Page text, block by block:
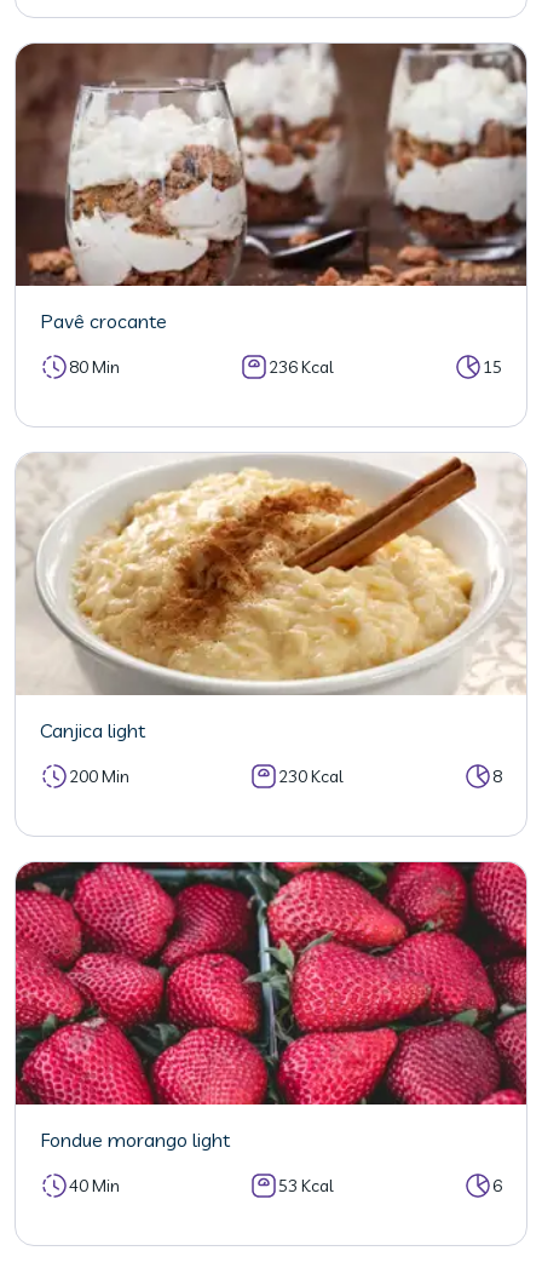
Pavê crocante
80 Min 236 Kcal 15
Canjica light
200 Min 230 Kcal 8
Fondue morango light
40 Min 53 Kcal 6